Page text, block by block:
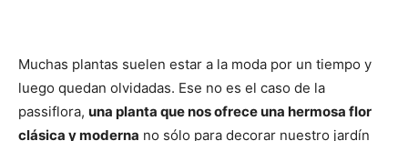
Muchas plantas suelen estar a la moda por un tiempo y
luego quedan olvidadas. Ese no es el caso de la
passiflora, una planta que nos ofrece una hermosa flor
clásica y moderna no sólo para decorar nuestro jardín